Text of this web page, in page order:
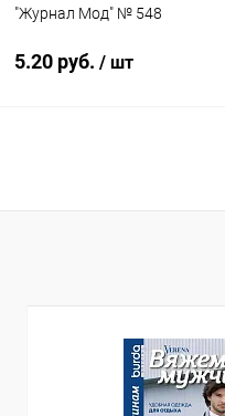
"Журнал Мод" № 548
5.20 руб. / шт
Купить в 1 клик